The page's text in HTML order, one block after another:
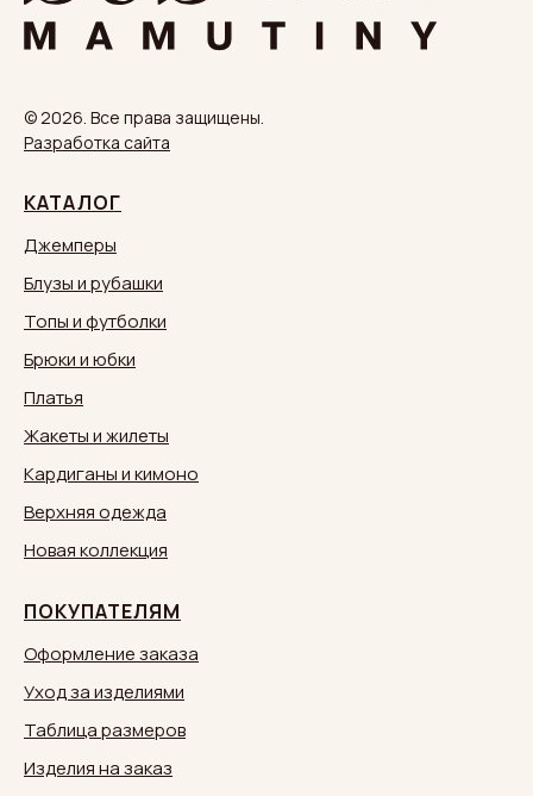
© 2026. Все права защищены.
Разработка сайта
КАТАЛОГ
Джемперы
Блузы и рубашки
Топы и футболки
Брюки и юбки
Платья
Жакеты и жилеты
Кардиганы и кимоно
Верхняя одежда
Новая коллекция
ПОКУПАТЕЛЯМ
Оформление заказа
Уход за изделиями
Таблица размеров
Изделия на заказ